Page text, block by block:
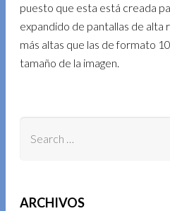
puesto que esta está creada
expandido de pantallas de alta
más altas que las de formato
tamaño de la imagen.
ARCHIVOS